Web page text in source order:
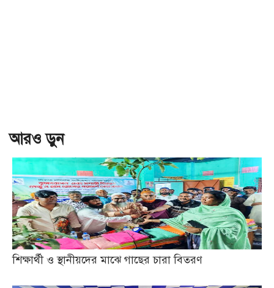
আরও ড়ুন
শিক্ষার্থী ও স্থানীয়দের মাঝে গাছের চারা বিতরণ